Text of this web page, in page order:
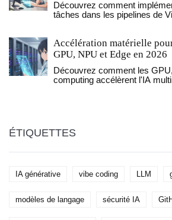
Découvrez comment
tâches dans les pipelines de
Accélération matérielle
GPU, NPU et Edge en 2026
Découvrez comment les
computing accélèrent l'IA
ÉTIQUETTES
IA générative vibe coding LLM
modèles de langage sécurité IA